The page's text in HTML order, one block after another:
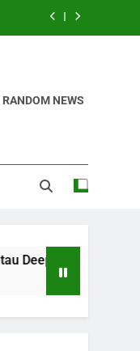
RANDOM NEWS
yang Utama?